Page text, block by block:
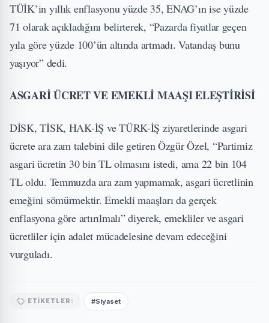
TÜİK’in yıllık enflasyonu yüzde 35, ENAG’ın ise yüzde
71 olarak açıkladığını belirterek, “Pazarda fiyatlar geçen
yıla göre yüzde 100’ün altında artmadı. Vatandaş bunu
yaşıyor” dedi.
ASGARİ ÜCRET VE EMEKLİ MAAŞI ELEŞTİRİSİ
DİSK, TİSK, HAK-İŞ ve TÜRK-İŞ ziyaretlerinde asgari
ücrete ara zam talebini dile getiren Özgür Özel, “Partimiz
asgari ücretin 30 bin TL olmasını istedi, ama 22 bin 104
TL oldu. Temmuzda ara zam yapmamak, asgari ücretlinin
emeğini sömürmektir. Emekli maaşları da gerçek
enflasyona göre artırılmalı” diyerek, emekliler ve asgari
ücretliler için adalet mücadelesine devam edeceğini
vurguladı.
ETIKETLER: #Siyaset